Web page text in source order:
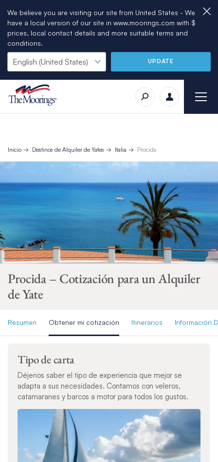
We believe you are visiting our site from United States - We
have a local version of our site in www.moorings.com with $
prices, local contact details and more suitable terms and
conditions.
UPDATE
Inicio Destinos de Alquiler de Yates Italia Procida
Procida – Cotización para un Alquiler
de Yate
Resumen Obtener mi cotización Itinerarios Información
Tipo de carta
Déjenos saber el tipo de experiencia que mejor se
adapta a sus necesidades. Contamos con veleros,
catamaranes y barcos a motor para todos los gustos.